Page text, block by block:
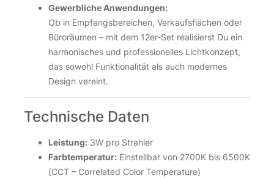
Gewerbliche Anwendungen:
Ob in Empfangsbereichen, Verkaufsflächen oder
Büroräumen – mit dem 12er-Set realisierst Du ein
harmonisches und professionelles Lichtkonzept,
das sowohl Funktionalität als auch modernes
Design vereint.
Technische Daten
Leistung: 3W pro Strahler
Farbtemperatur: Einstellbar von 2700K bis 6500K
(CCT – Correlated Color Temperature)